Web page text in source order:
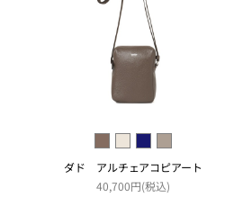
ダド アルチェアコピアート
40,700円(税込)